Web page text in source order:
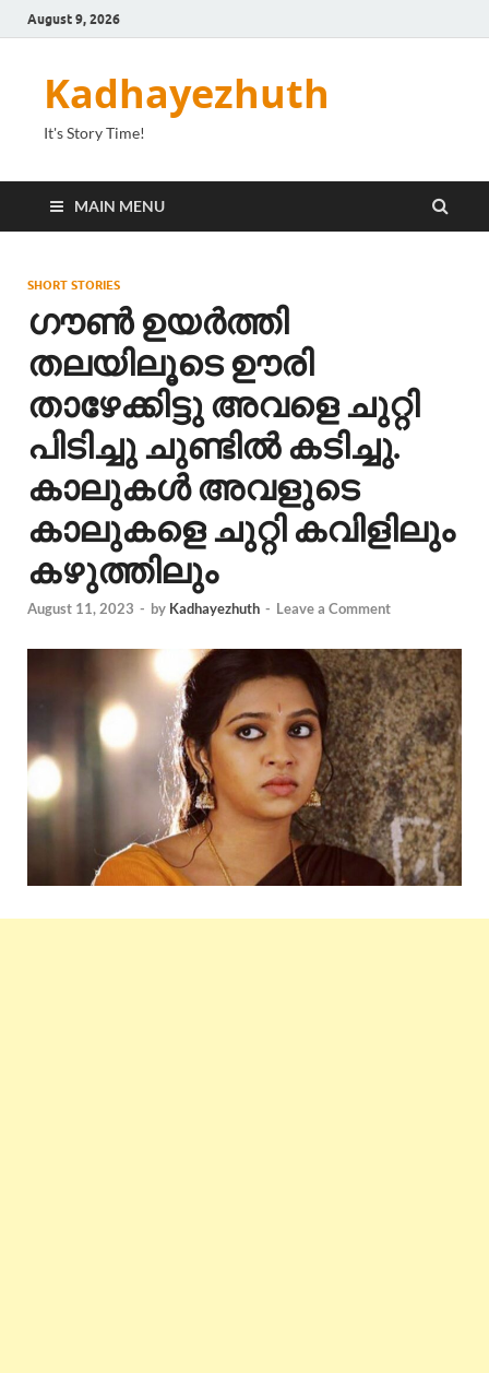
August 9, 2026
Kadhayezhuth
It's Story Time!
MAIN MENU
SHORT STORIES
ഗൗൺ ഉയർത്തി
തലയിലൂടെ ഊരി
താഴേക്കിട്ടു അവളെ ചുറ്റി
പിടിച്ചു ചുണ്ടിൽ കടിച്ചു.
കാലുകൾ അവളുടെ
കാലുകളെ ചുറ്റി കവിളിലും
കഴുത്തിലും
August 11, 2023 - by Kadhayezhuth - Leave a Comment